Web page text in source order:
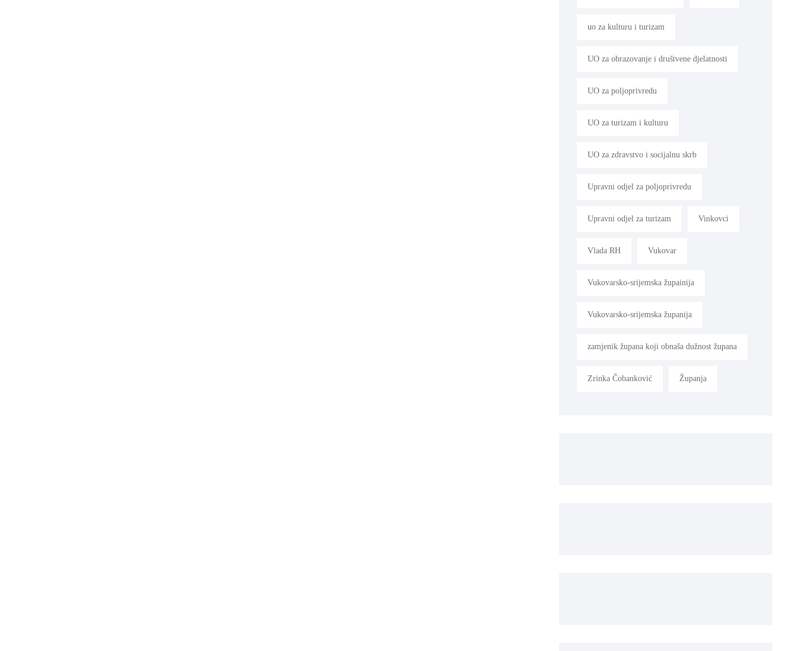
uo za kulturu i turizam
UO za obrazovanje i društvene djelatnosti
UO za poljoprivredu
UO za turizam i kulturu
UO za zdravstvo i socijalnu skrb
Upravni odjel za poljoprivredu
Upravni odjel za turizam Vinkovci
Vlada RH Vukovar
Vukovarsko-srijemska župainija
Vukovarsko-srijemska županija
zamjenik župana koji obnaša dužnost župana
Zrinka Čobanković Županja